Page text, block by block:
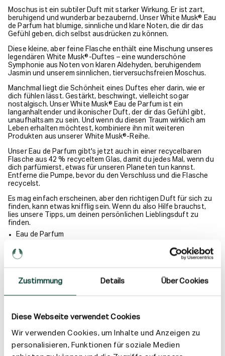
Zustimmung Details Über Cookies
Diese Webseite verwendet Cookies
Wir verwenden Cookies, um Inhalte und Anzeigen zu
personalisieren, Funktionen für soziale Medien
Moschus ist ein subtiler Duft mit starker Wirkung. Er ist zart,
beruhigend und wunderbar bezaubernd. Unser White Musk® Eau
de Parfum hat blumige, sinnliche und klare Noten, die dir das
Gefühl geben, dich selbst ausdrücken zu können.
Diese kleine, aber feine Flasche enthält eine Mischung unseres
legendären White Musk®-Duftes – eine wunderschöne
Symphonie aus Noten von klaren Aldehyden, beruhigendem
Jasmin und unserem sinnlichen, tierversuchsfreien Moschus.
Manchmal liegt die Schönheit eines Duftes eher darin, wie er
dich fühlen lässt. Gestärkt, beschwingt, vielleicht sogar
nostalgisch. Unser White Musk® Eau de Parfum ist ein
langanhaltender und ikonischer Duft, der dir das Gefühl gibt,
unaufhaltsam zu sein. Und wenn du diesen Traum wirklich am
Leben erhalten möchtest, kombiniere ihn mit weiteren
Produkten aus unserer White Musk®-Reihe.
Unser Eau de Parfum gibt's jetzt auch in einer recycelbaren
Flasche aus 42 % recyceltem Glas, damit du jedes Mal, wenn du
dich parfümierst, etwas für unseren Planeten tun kannst.
Entferne die Pumpe, bevor du den Verschluss und die Flasche
recycelst.
Es mag einfach erscheinen, aber den richtigen Duft für sich zu
finden, kann etwas knifflig sein. Wenn du also Hilfe brauchst,
lies unsere Tipps, um deinen persönlichen Lieblingsduft zu
finden.
Eau de Parfum
Noten von Aldehyden, Jasmin und cruelty-free Moschus
Recycelbare Flasche und Verschluss
Inhaltsstoffe